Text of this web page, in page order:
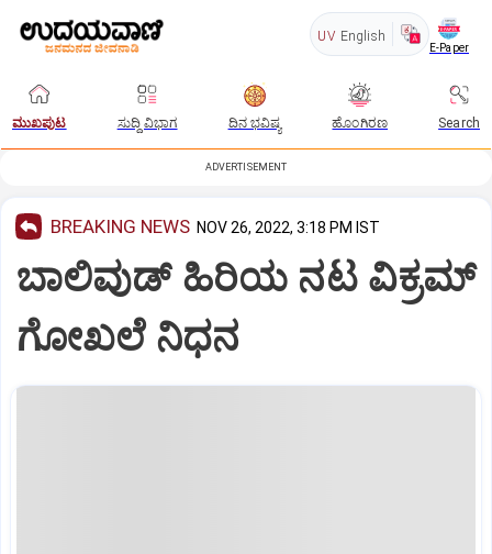
UV English
E-Paper
ಮುಖಪುಟ ಸುದ್ದಿ ವಿಭಾಗ ದಿನ ಭವಿಷ್ಯ ಹೊಂಗಿರಣ Search
ADVERTISEMENT
BREAKING NEWS NOV 26, 2022, 3:18 PM IST
ಬಾಲಿವುಡ್‌ ಹಿರಿಯ ನಟ ವಿಕ್ರಮ್
ಗೋಖಲೆ ನಿಧನ